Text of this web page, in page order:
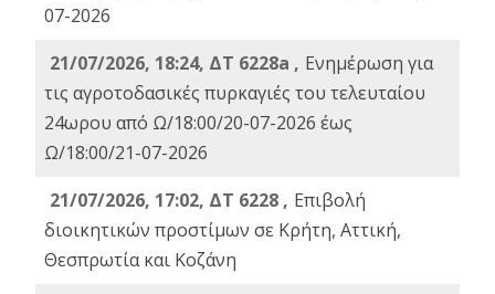
07-2026
21/07/2026, 18:24, ΔΤ 6228a , Ενημέρωση για
τις αγροτοδασικές πυρκαγιές του τελευταίου
24ωρου από Ω/18:00/20-07-2026 έως
Ω/18:00/21-07-2026
21/07/2026, 17:02, ΔΤ 6228 , Επιβολή
διοικητικών προστίμων σε Κρήτη, Αττική,
Θεσπρωτία και Κοζάνη